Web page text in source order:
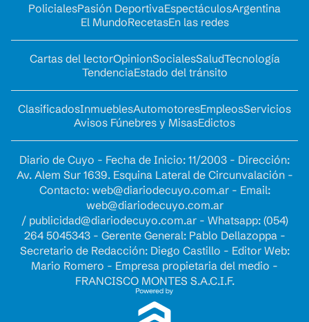
PolicialesPasión DeportivaEspectáculosArgentina
El MundoRecetasEn las redes
Cartas del lectorOpinionSocialesSaludTecnología
TendenciaEstado del tránsito
ClasificadosInmueblesAutomotoresEmpleosServicios
Avisos Fúnebres y MisasEdictos
Diario de Cuyo - Fecha de Inicio: 11/2003 - Dirección:
Av. Alem Sur 1639. Esquina Lateral de Circunvalación -
Contacto: web@diariodecuyo.com.ar- Email:
web@diariodecuyo.com.ar
/ publicidad@diariodecuyo.com.ar- Whatsapp: (054)
264 5045343 - Gerente General: Pablo Dellazoppa -
Secretario de Redacción: Diego Castillo - Editor Web:
Mario Romero - Empresa propietaria del medio -
FRANCISCO MONTES S.A.C.I.F.